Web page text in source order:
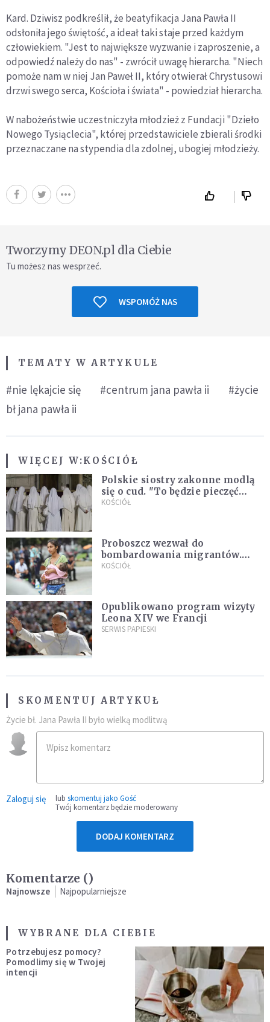
Kard. Dziwisz podkreślił, że beatyfikacja Jana Pawła II
odsłoniła jego świętość, a ideał taki staje przed każdym
człowiekiem. "Jest to największe wyzwanie i zaproszenie, a
odpowiedź należy do nas" - zwrócił uwagę hierarcha. "Niech
pomoże nam w niej Jan Paweł II, który otwierał Chrystusowi
drzwi swego serca, Kościoła i świata" - powiedział hierarcha.
W nabożeństwie uczestniczyła młodzież z Fundacji "Dzieło
Nowego Tysiąclecia", której przedstawiciele zbierali środki
przeznaczane na stypendia dla zdolnej, ubogiej młodzieży.
Tworzymy DEON.pl dla Ciebie
Tu możesz nas wesprzeć.
WSPOMÓŻ NAS
TEMATY W ARTYKULE
#nie lękajcie się #centrum jana pawła ii
#życie
bł jana pawła ii
WIĘCEJ W:KOŚCIÓŁ
Polskie siostry zakonne modlą
się o cud. "To będzie pieczęć
Pana Boga dla naszej wiary"
KOŚCIÓŁ
Proboszcz wezwał do
bombardowania migrantów.
"Masowy ogień przeciwko
KOŚCIÓŁ
Opublikowano program wizyty
Leona XIV we Francji
SERWIS PAPIESKI
SKOMENTUJ ARTYKUŁ
Życie bł. Jana Pawła II było wielką modlitwą
Zaloguj się lub skomentuj jako Gość
Twój komentarz będzie moderowany
DODAJ KOMENTARZ
Komentarze ()
Najnowsze Najpopularniejsze
WYBRANE DLA CIEBIE
Potrzebujesz pomocy?
Pomodlimy się w Twojej
intencji